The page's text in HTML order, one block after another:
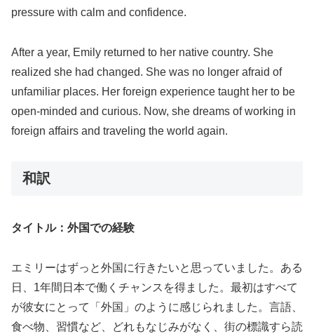
pressure with calm and confidence.
After a year, Emily returned to her native country. She
realized she had changed. She was no longer afraid of
unfamiliar places. Her foreign experience taught her to be
open-minded and curious. Now, she dreams of working in
foreign affairs and traveling the world again.
和訳
タイトル：外国での経験
エミリーはずっと外国に行きたいと思っていました。ある
日、1年間日本で働くチャンスを得ました。最初はすべて
が彼女にとって「外国」のように感じられました。言語、
食べ物、習慣など、どれもなじみがなく、街の標識すら読